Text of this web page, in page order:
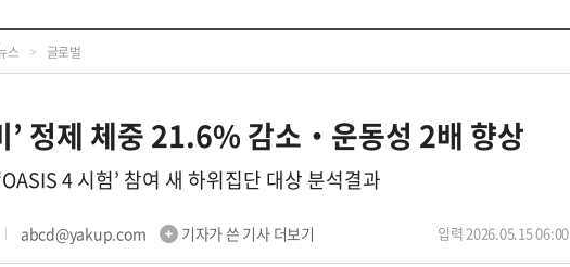
스 > 글로벌
’ 정제 체중 21.6% 감소‧운동성 2배 향상
4 시험’ 참여 새 하위집단 대상 분석결과
abcd@yakup.com 기자가 쓴 기사 더보기 입력 2026.05.15 06:00